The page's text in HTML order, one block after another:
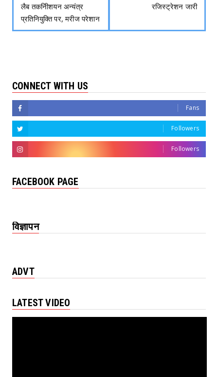
लैब तकनीिशयन अन्यंत्र
प्रतिनियुक्ति पर, मरीज परेशान
रजिस्ट्रेशन जारी
CONNECT WITH US
Fans
Followers
Followers
FACEBOOK PAGE
विज्ञापन
ADVT
LATEST VIDEO